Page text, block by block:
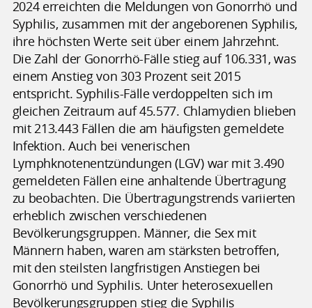
2024 erreichten die Meldungen von Gonorrhö und
Syphilis, zusammen mit der angeborenen Syphilis,
ihre höchsten Werte seit über einem Jahrzehnt.
Die Zahl der Gonorrhö-Fälle stieg auf 106.331, was
einem Anstieg von 303 Prozent seit 2015
entspricht. Syphilis-Fälle verdoppelten sich im
gleichen Zeitraum auf 45.577. Chlamydien blieben
mit 213.443 Fällen die am häufigsten gemeldete
Infektion. Auch bei venerischen
Lymphknotenentzündungen (LGV) war mit 3.490
gemeldeten Fällen eine anhaltende Übertragung
zu beobachten. Die Übertragungstrends variierten
erheblich zwischen verschiedenen
Bevölkerungsgruppen. Männer, die Sex mit
Männern haben, waren am stärksten betroffen,
mit den steilsten langfristigen Anstiegen bei
Gonorrhö und Syphilis. Unter heterosexuellen
Bevölkerungsgruppen stieg die Syphilis